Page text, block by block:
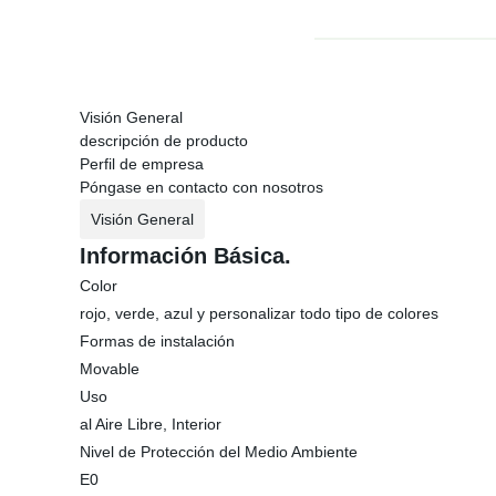
Visión General
descripción de producto
Perfil de empresa
Póngase en contacto con nosotros
Visión General
Información Básica.
Color
rojo, verde, azul y personalizar todo tipo de colores
Formas de instalación
Movable
Uso
al Aire Libre, Interior
Nivel de Protección del Medio Ambiente
E0